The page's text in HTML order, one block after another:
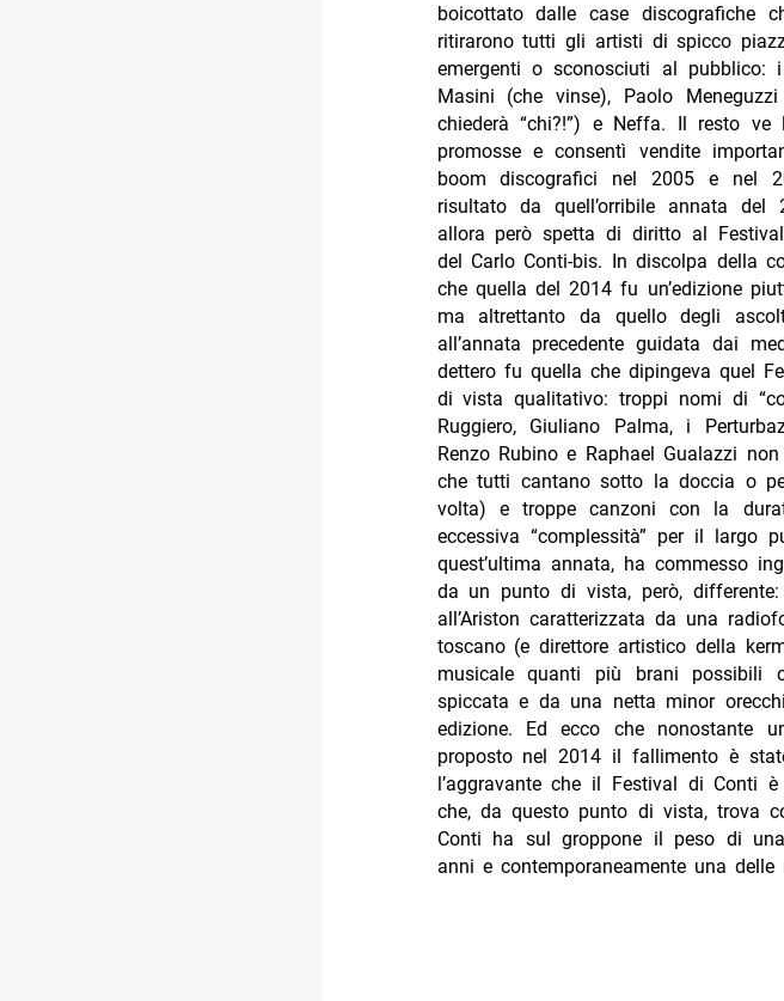
boicottato dalle case discografiche
ritirarono tutti gli artisti di spicco
emergenti o sconosciuti al
Masini (che vinse), Paolo
chiederà “chi?!”) e Neffa. Il resto
promosse e consentì vendite
boom discografici nel 2005 e nel
risultato da quell’orribile annata
allora però spetta di diritto al
del Carlo Conti-bis. In discolpa della
che quella del 2014 fu un’edizione
ma altrettanto da quello degli
all’annata precedente guidata dai
dettero fu quella che dipingeva quel
di vista qualitativo: troppi nomi di
Ruggiero, Giuliano Palma, i
Renzo Rubino e Raphael Gualazzi
che tutti cantano sotto la doccia o
volta) e troppe canzoni con la
eccessiva “complessità” per il largo
quest’ultima annata, ha commesso
da un punto di vista, però,
all’Ariston caratterizzata da una
toscano (e direttore artistico della
musicale quanti più brani possibili
spiccata e da una netta minor
edizione. Ed ecco che nonostante
proposto nel 2014 il fallimento è
l’aggravante che il Festival di Conti
che, da questo punto di vista, trova
Conti ha sul groppone il peso di
anni e contemporaneamente una